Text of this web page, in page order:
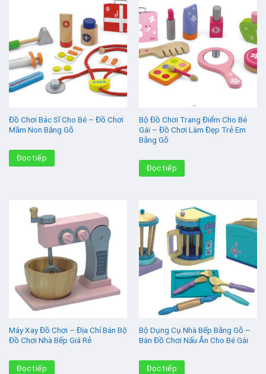
Đồ Chơi Bác Sĩ Cho Bé – Đồ Chơi
Mầm Non Bằng Gỗ
Đọc tiếp
Bộ Đồ Chơi Trang Điểm Cho Bé
Gái – Đồ Chơi Làm Đẹp Trẻ Em
Bằng Gỗ
Đọc tiếp
Máy Xay Đồ Chơi – Địa Chỉ Bán Bộ
Đồ Chơi Nhà Bếp Giá Rẻ
Đọc tiếp
Bộ Dụng Cụ Nhà Bếp Bằng Gỗ –
Bán Đồ Chơi Nấu Ăn Cho Bé Gái
Đọc tiếp